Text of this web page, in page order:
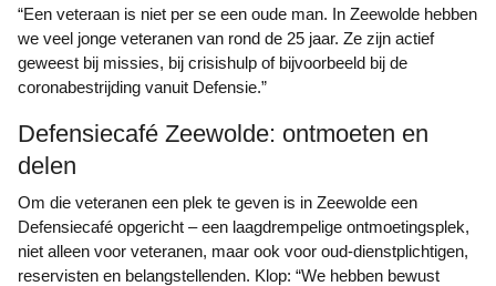
“Een veteraan is niet per se een oude man. In Zeewolde hebben
we veel jonge veteranen van rond de 25 jaar. Ze zijn actief
geweest bij missies, bij crisishulp of bijvoorbeeld bij de
coronabestrijding vanuit Defensie.”
Defensiecafé Zeewolde: ontmoeten en
delen
Om die veteranen een plek te geven is in Zeewolde een
Defensiecafé opgericht – een laagdrempelige ontmoetingsplek,
niet alleen voor veteranen, maar ook voor oud-dienstplichtigen,
reservisten en belangstellenden. Klop: “We hebben bewust